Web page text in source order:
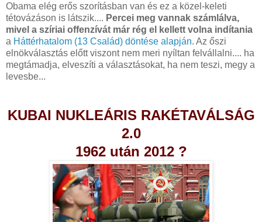
Obama elég erős szorításban van és ez a közel-keleti
tétovázáson is látszik.... Percei meg vannak számlálva,
mivel a szíriai offenzívát már rég el kellett volna indítania
a Háttérhatalom (13 Család) döntése alapján. Az őszi
elnökválasztás előtt viszont nem meri nyíltan felvállalni.... ha
megtámadja, elveszíti a választásokat, ha nem teszi, megy a
levesbe...
KUBAI NUKLEÁRIS RAKÉTAVÁLSÁG
2.0
1962 után 2012 ?